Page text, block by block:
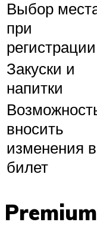
Выбор
при
регистрации
Закуски и
напитки
вносить
изменения в
билет